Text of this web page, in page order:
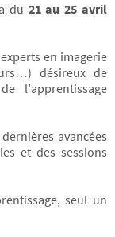
du 21 au 25 avril
en imagerie
désireux de
l’apprentissage
avancées
et des sessions
seul un